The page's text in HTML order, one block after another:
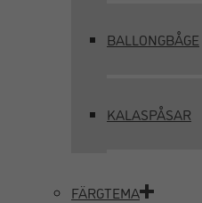
BALLONGBÅGE
KALASPÅSAR
FÄRGTEMA